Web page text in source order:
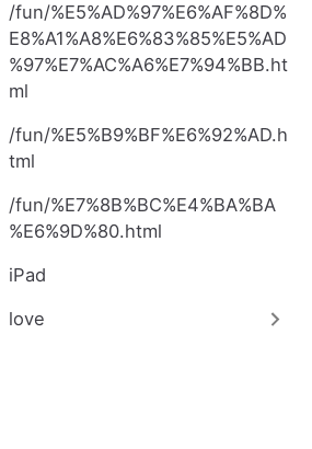
/fun/%E5%AD%97%E6%AF%8D%
E8%A1%A8%E6%83%85%E5%AD
%97%E7%AC%A6%E7%94%BB.ht
ml
/fun/%E5%B9%BF%E6%92%AD.h
tml
/fun/%E7%8B%BC%E4%BA%BA
%E6%9D%80.html
iPad
love